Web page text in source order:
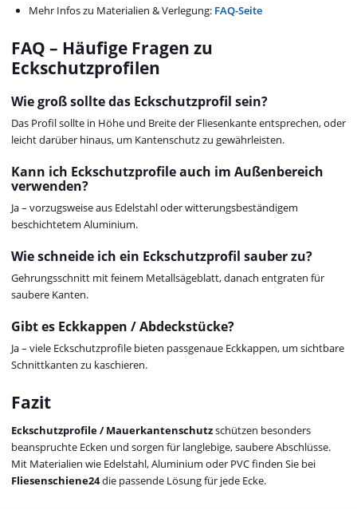
Mehr Infos zu Materialien & Verlegung: FAQ-Seite
FAQ – Häufige Fragen zu
Eckschutzprofilen
Wie groß sollte das Eckschutzprofil sein?
Das Profil sollte in Höhe und Breite der Fliesenkante entsprechen, oder
leicht darüber hinaus, um Kantenschutz zu gewährleisten.
Kann ich Eckschutzprofile auch im Außenbereich
verwenden?
Ja – vorzugsweise aus Edelstahl oder witterungsbeständigem
beschichtetem Aluminium.
Wie schneide ich ein Eckschutzprofil sauber zu?
Gehrungsschnitt mit feinem Metallsägeblatt, danach entgraten für
saubere Kanten.
Gibt es Eckkappen / Abdeckstücke?
Ja – viele Eckschutzprofile bieten passgenaue Eckkappen, um sichtbare
Schnittkanten zu kaschieren.
Fazit
Eckschutzprofile / Mauerkantenschutzschützen besonders
beanspruchte Ecken und sorgen für langlebige, saubere Abschlüsse.
Mit Materialien wie Edelstahl, Aluminium oder PVC finden Sie bei
Fliesenschiene24die passende Lösung für jede Ecke.